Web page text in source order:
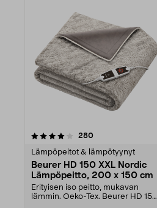
280arvostelut
Lämpöpeitot & lämpötyynyt
Beurer HD 150 XXL Nordic
Lämpöpeitto, 200 x 150 cm
Erityisen iso peitto, mukavan
lämmin. Oeko-Tex. Beurer HD 150
4.5viidestä